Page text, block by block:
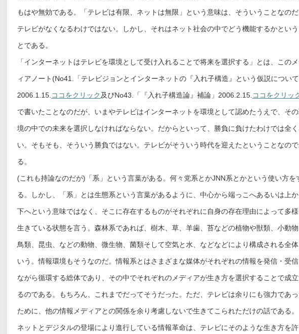
もはや無効である。「テレビは有限、ネットは無限」という意味は、そういうことなのだ
テレビがなくなるわけではない。しかし、それはネット社会の中でどう機能するかという
とである。
「インターネットはテレビを環境として受け入れることで将来を選択する」とは、この
ィアノート(No41.「テレビジョンとインターネットの『入れ子構造』という仮説について
2006.1.15. ココをクリック及びNo43.「『入れ子構造論』補論」2006.2.15. ココをクリッ
で書いたことなのだが、いまやテレビはインターネットを環境として認めたうえで、そ
境の中での未来を選択しなければならない。だからといって、勝負に負けたわけでは全
い。そもそも、そういう勝負ではない。テレビがそういう時代を迎えたということなの
る。
(これも持論なのだが)「系」という言葉がある。何々党系とかJNN系とかという使い方を
る。しかし、「系」とは生態系という言葉があるように、中心から端っこへあるいは上か
下へという意味ではなく、そこに存在するものがそれぞれに自身の存在理由によって多様
生きている状態を言う。森林系であれば、樹木、草、羊歯、苔などの植物や獣類、小動物
鳥類、昆虫、などの動物、微生物、菌類そして空気と水、などなどにより構成される全
いう。情報環境もそうなのだ。情報系とはさまざまな媒体がそれぞれの情報を発信・受信
ながら循環する総体であり、その中でそれぞれのメディアが生き方を選択することで成
るのである。もちろん、これまでだってそうだった。ただ、テレビは余りにも強力であっ
ために、他の情報メディアとの関係を余り考慮しないで生きてこられただけの話である。
ネットとデジタルの登場により進行している情報革命は、テレビにそのような生き方を許